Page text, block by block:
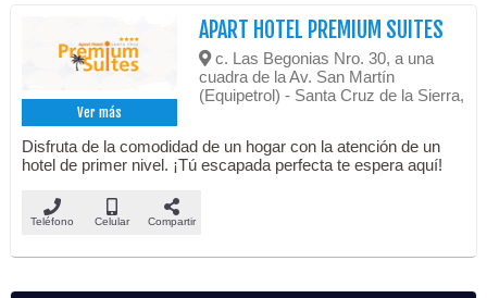
Ver más
APART HOTEL PREMIUM SUITES
c. Las Begonias Nro. 30, a una
cuadra de la Av. San Martín
(Equipetrol) - Santa Cruz de la Sierra,
Disfruta de la comodidad de un hogar con la atención de un
hotel de primer nivel. ¡Tú escapada perfecta te espera aquí!
Teléfono Celular Compartir